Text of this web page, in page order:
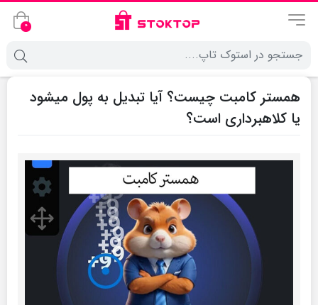
0
همستر کامبت چیست؟ آیا تبدیل به پول میشود
یا کلاهبرداری است؟